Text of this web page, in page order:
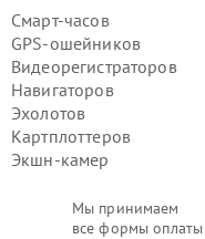
Мы принимаем
все формы оплаты
Смарт-часов
GPS-ошейников
Видеорегистраторов
Навигаторов
Эхолотов
Картплоттеров
Экшн-камер
Elite в г.Самара
Ремонт экшн-камеры
Elite в г.Пермь
Ремонт экшн-камеры
Elite в г.Красноярск
Ремонт экшн-камеры
Elite в г.Ижевск
Ремонт экшн-камеры
Elite в г. Челябинск
Ремонт экшн-камеры